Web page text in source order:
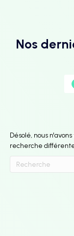
Nos
Désolé, nous
recherche